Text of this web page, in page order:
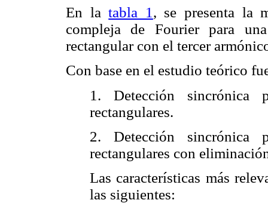
En latabla 1 , se presenta la
compleja de Fourier para
rectangular con el tercer
Con base en el estudio teórico
1. Detección
rectangulares.
2. Detección sincrónica
rectangulares con
Las características más
las siguientes: